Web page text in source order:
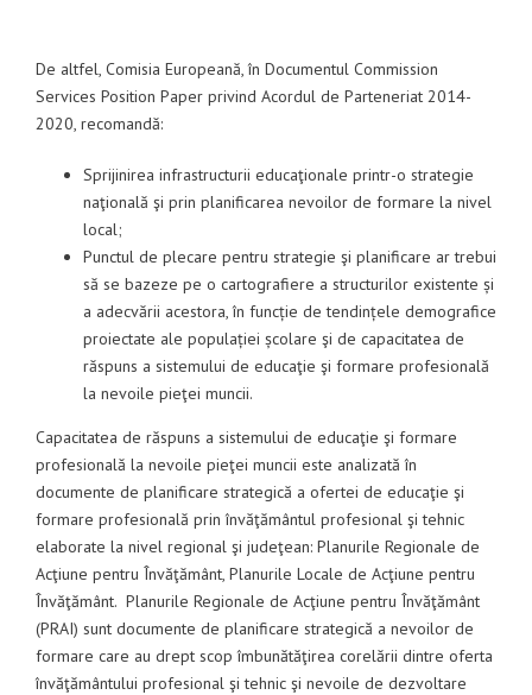
De altfel, Comisia Europeană, în Documentul Commission
Services Position Paper privind Acordul de Parteneriat 2014-
2020, recomandă:
Sprijinirea infrastructurii educaţionale printr-o strategie
naţională şi prin planificarea nevoilor de formare la nivel
local;
Punctul de plecare pentru strategie şi planificare ar trebui
să se bazeze pe o cartografiere a structurilor existente și
a adecvării acestora, în funcție de tendințele demografice
proiectate ale populației școlare şi de capacitatea de
răspuns a sistemului de educaţie şi formare profesională
la nevoile pieţei muncii.
Capacitatea de răspuns a sistemului de educaţie şi formare
profesională la nevoile pieţei muncii este analizată în
documente de planificare strategică a ofertei de educaţie şi
formare profesională prin învăţământul profesional şi tehnic
elaborate la nivel regional şi judeţean: Planurile Regionale de
Acţiune pentru Învăţământ, Planurile Locale de Acţiune pentru
Învăţământ. Planurile Regionale de Acţiune pentru Învăţământ
(PRAI) sunt documente de planificare strategică a nevoilor de
formare care au drept scop îmbunătăţirea corelării dintre oferta
învăţământului profesional şi tehnic şi nevoile de dezvoltare